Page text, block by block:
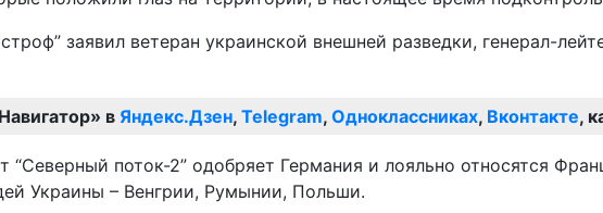
заявил ветеран украинской внешней разведки, генерал-
в Яндекс.Дзен, Telegram, Одноклассниках, Вконтакте,
“Северный поток-2” одобряет Германия и лояльно относятся
Украины – Венгрии, Румынии, Польши.